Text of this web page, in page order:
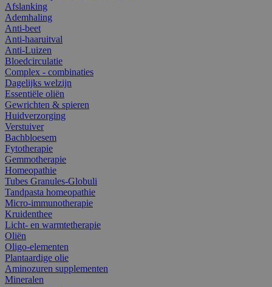
Afslanking
Ademhaling
Anti-beet
Anti-haaruitval
Anti-Luizen
Bloedcirculatie
Complex - combinaties
Dagelijks welzijn
Essentiële oliën
Gewrichten & spieren
Huidverzorging
Verstuiver
Bachbloesem
Fytotherapie
Gemmotherapie
Homeopathie
Tubes Granules-Globuli
Tandpasta homeopathie
Micro-immunotherapie
Kruidenthee
Licht- en warmtetherapie
Oliën
Oligo-elementen
Plantaardige olie
Aminozuren supplementen
Mineralen